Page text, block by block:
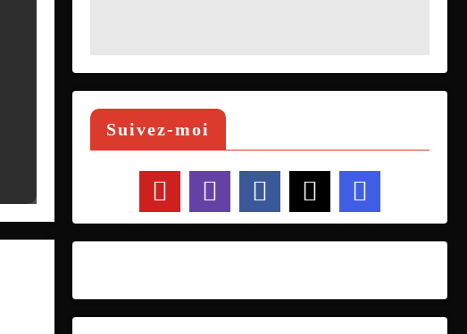
Suivez-moi